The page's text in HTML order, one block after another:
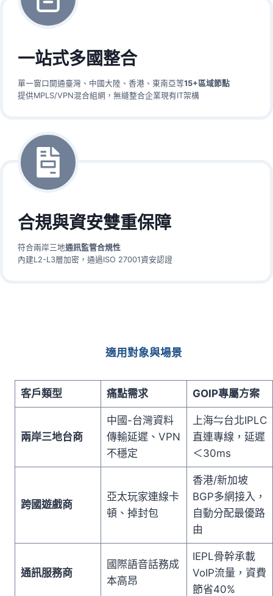
一站式多國整合
單一窗口開通臺灣、中國大陸、香港、東南亞等15+區域節點
提供MPLS/VPN混合組網，無縫整合企業現有IT架構
合規與資安雙重保障
符合兩岸三地通訊監管合規性
內建L2-L3層加密，通過ISO 27001資安認證
適用對象與場景
客戶類型 痛點需求 GOIP專屬方案
兩岸三地台商
中國-台灣資料
傳輸延遲、VPN
不穩定
上海⇋台北IPLC
直連專線，延遲
＜30ms
跨國遊戲商
亞太玩家連線卡
頓、掉封包
香港/新加坡
BGP多網接入，
自動分配最優路
由
通訊服務商
國際語音話務成
本高昂
IEPL骨幹承載
VoIP流量，資費
節省40%